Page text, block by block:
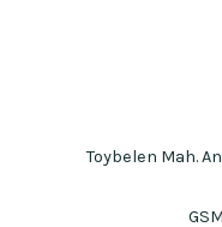
Toybelen Mah.